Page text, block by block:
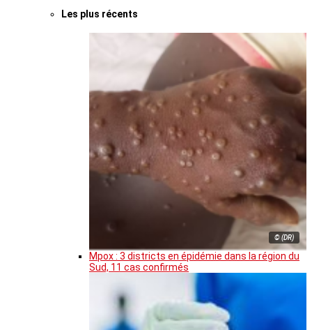
Les plus récents
© (DR)
Mpox : 3 districts en épidémie dans la région du
Sud, 11 cas confirmés